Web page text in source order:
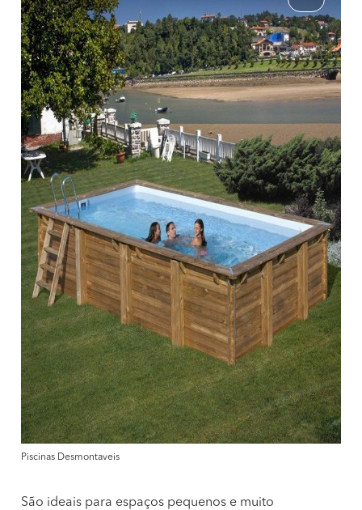
Piscinas Desmontaveis
São ideais para espaços pequenos e muito